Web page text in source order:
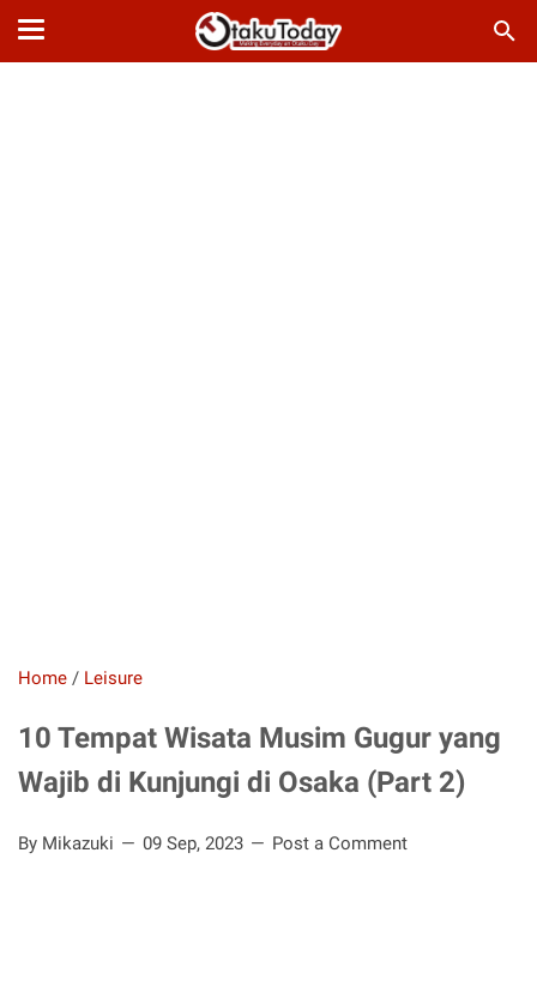
Home / Leisure
10 Tempat Wisata Musim Gugur yang
Wajib di Kunjungi di Osaka (Part 2)
By Mikazuki 09 Sep, 2023 Post a Comment